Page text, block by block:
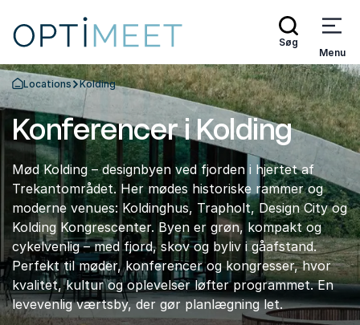
Søg
Menu
Tilbage til forsiden
Locations Kolding
Konferencer i Kolding
Mød Kolding – designbyen ved fjorden i hjertet af
Trekantområdet. Her mødes historiske rammer og
moderne venues: Koldinghus, Trapholt, Design City og
Kolding Kongrescenter. Byen er grøn, kompakt og
cykelvenlig – med fjord, skov og byliv i gåafstand.
Perfekt til møder, konferencer og kongresser, hvor
kvalitet, kultur og oplevelser løfter programmet. En
levevenlig værtsby, der gør planlægning let.